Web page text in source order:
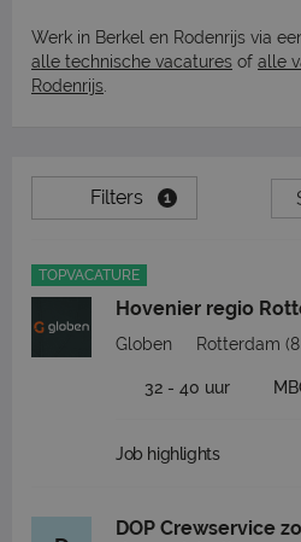
Werk in Berkel en Rodenrijs via
alle technische vacatures of alle
Rodenrijs
Filters 1
TOPVACATURE
Hovenier regio
Globen Rotterdam
32 - 40 uur
Job highlights
DOP Crewservice